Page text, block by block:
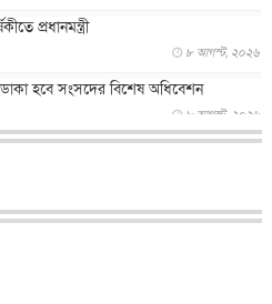
প্রধানমন্ত্রী
৮ আগস্ট, ২০২৬
: ডাকা হবে সংসদের বিশেষ অধিবেশন
৮ আগস্ট, ২০২৬
খুদে শিল্পী অনুশ্রী রায়ের স্বপ...
সঙ্গে প্রতিরক্ষা চুক্তি সৌদি আরবকে কতটা ন...
: পাকিস্তানির অপরাধে অস্বস্তি...